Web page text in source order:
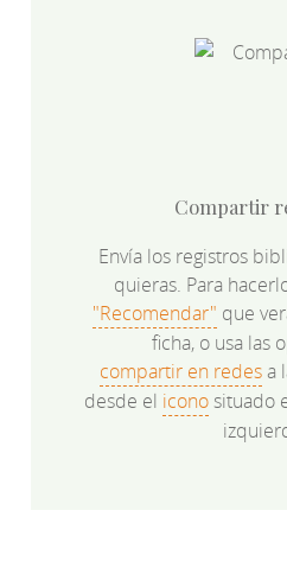
Compartir
Envía los registros
quieras. Para
"Recomendar" que
ficha, o usa las
compartir en redesa
desde el iconosituado